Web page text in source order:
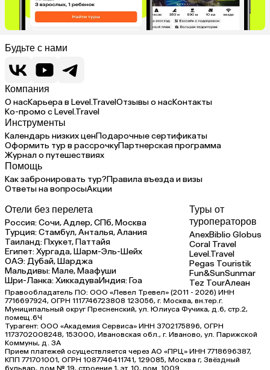
Будьте с нами
Компания
О насКарьера в Level.TravelОтзывы о насКонтакты
Ко-промо с Level.Travel
Инструменты
Календарь низких ценПодарочные сертификаты
Оформить тур в рассрочкуПартнерская программа
Журнал о путешествиях
Помощь
Как забронировать тур?Правила въезда и визы
Ответы на вопросыАкции
Отели без перелета
Россия:Сочи,Адлер,СПб,Москва
Турция:Стамбул,Анталья,Алания
Таиланд:Пхукет,Паттайя
Египет:Хургада,Шарм-Эль-Шейх
ОАЭ:Дубай,Шарджа
Мальдивы:Мале,Маафуши
Шри-Ланка:ХиккадуваИндия:Гоа
Туры от
туроператоров
AnexBiblio Globus
Coral Travel
Level.Travel
Pegas Touristik
Fun&SunSunmar
Tez TourАлеан
Правообладатель ПО: ООО «Левел Тревел» (2011 - 2026) ИНН
7716697924, ОГРН 1117746723808 123056, г. Москва, вн.тер.г.
Муниципальный округ Пресненский, ул. Юлиуса Фучика, д.6, стр.2,
помещ.6Ч
Турагент: ООО «Академия Сервиса» ИНН 3702175896, ОГРН
1173702008248, 153000, Ивановская обл., г. Иваново, ул. Парижской
Коммуны, д. ЗА
Прием платежей осуществляется через АО «ПРЦ» ИНН 7718696387,
КПП 771701001, ОГРН 1087746411741, 129085, Москва г, Звёздный
бульвар, дом № 19, строение 1, эт. 10, пом. 1009